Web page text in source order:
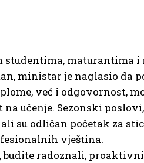
studentima, maturantima
ministar je naglasio da
već i odgovornost,
učenje. Sezonski poslovi,
su odličan početak za
vještina.
radoznali,